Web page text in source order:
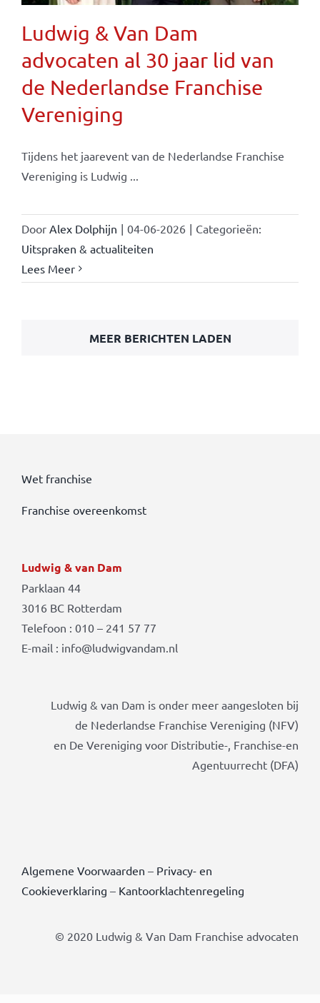
Ludwig & Van Dam
advocaten al 30 jaar lid van
de Nederlandse Franchise
Vereniging
Tijdens het jaarevent van de Nederlandse Franchise
Vereniging is Ludwig ...
Door Alex Dolphijn | 04-06-2026 | Categorieën:
Uitspraken & actualiteiten
Lees Meer
MEER BERICHTEN LADEN
Wet franchise
Franchise overeenkomst
Ludwig & van Dam
Parklaan 44
3016 BC Rotterdam
Telefoon : 010 – 241 57 77
E-mail : info@ludwigvandam.nl
Ludwig & van Dam is onder meer aangesloten bij
de Nederlandse Franchise Vereniging (NFV)
en De Vereniging voor Distributie-, Franchise-en
Agentuurrecht (DFA)
Algemene Voorwaarden – Privacy- en
Cookieverklaring – Kantoorklachtenregeling
© 2020 Ludwig & Van Dam Franchise advocaten